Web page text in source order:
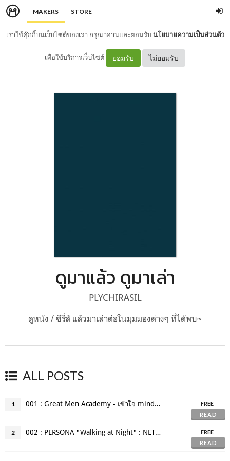
MAKERS STORE
เราใช้คุ๊กกี้บนเว็บไซต์ของเรา กรุณาอ่านและยอมรับนโยบายความเป็นส่วนตัว
เพื่อใช้บริการเว็บไซต์ ยอมรับ ไม่ยอมรับ
ดูมาแล้ว ดูมาเล่า
PLYCHIRASIL
ดูหนัง / ซีรี่ส์ แล้วมาเล่าต่อในมุมมองต่างๆ ที่ได้พบ~
ALL POSTS
1 001 : Great Men Academy - เข้าใจ mindset เข้าใจตัวละคร
FREE
READ
2 002 : PERSONA "Walking at Night" : NETFLIX ORIGINAL SERIES
FREE
READ